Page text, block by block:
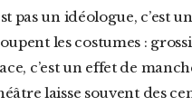
les costumes :
c’est un effet de
laisse souvent des